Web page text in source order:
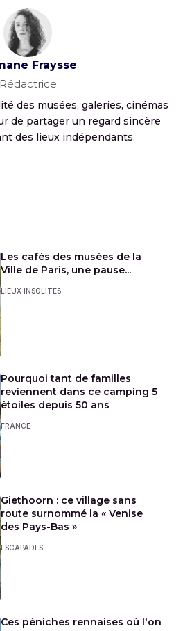
Fraysse
Rédactrice
des musées, galeries, cinémas
de partager un regard sincère
des lieux indépendants.
Les cafés des musées de la
Ville de Paris, une pause...
LIEUX INSOLITES
Pourquoi tant de familles
reviennent dans ce camping 5
étoiles depuis 50 ans
FRANCE
Giethoorn : ce village sans
route surnommé la « Venise
des Pays-Bas »
ESCAPADES
Ces péniches rennaises où l'on